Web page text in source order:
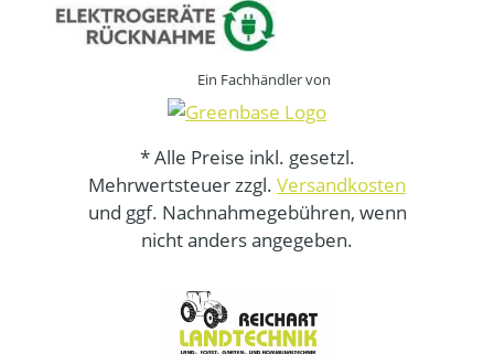
Ein Fachhändler von
* Alle Preise inkl. gesetzl.
Mehrwertsteuer zzgl. Versandkosten
und ggf. Nachnahmegebühren, wenn
nicht anders angegeben.